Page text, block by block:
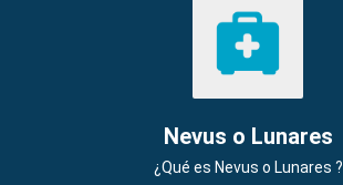
Nevus o Lunares
¿Qué es Nevus o Lunares ?